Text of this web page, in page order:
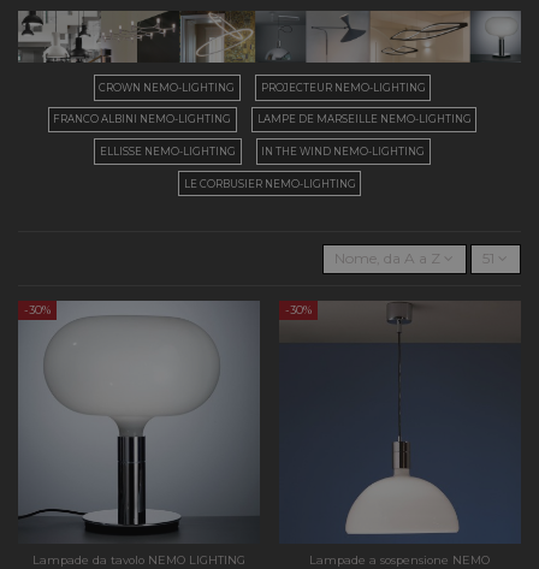
CROWN NEMO-LIGHTING PROJECTEUR NEMO-LIGHTING
FRANCO ALBINI NEMO-LIGHTING LAMPE DE MARSEILLE NEMO-LIGHTING
ELLISSE NEMO-LIGHTING IN THE WIND NEMO-LIGHTING
LE CORBUSIER NEMO-LIGHTING
Nome, da A a Z 51
-30%
Lampade da tavolo NEMO LIGHTING
-30%
Lampade a sospensione NEMO